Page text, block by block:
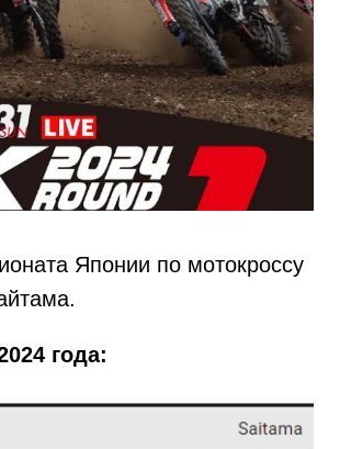
Японии по мотокроссу
года: